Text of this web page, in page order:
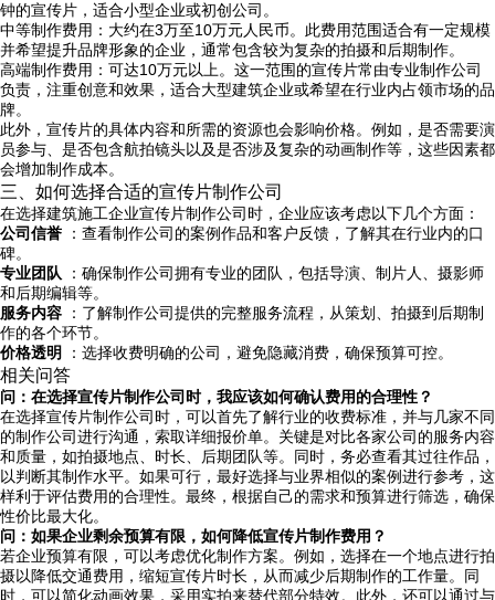
钟的宣传片，适合小型企业或初创公司。
中等制作费用：大约在3万至10万元人民币。此费用范围适合有一定规模
并希望提升品牌形象的企业，通常包含较为复杂的拍摄和后期制作。
高端制作费用：可达10万元以上。这一范围的宣传片常由专业制作公司
负责，注重创意和效果，适合大型建筑企业或希望在行业内占领市场的品
牌。
此外，宣传片的具体内容和所需的资源也会影响价格。例如，是否需要演
员参与、是否包含航拍镜头以及是否涉及复杂的动画制作等，这些因素都
会增加制作成本。
三、如何选择合适的宣传片制作公司
在选择建筑施工企业宣传片制作公司时，企业应该考虑以下几个方面：
公司信誉
：查看制作公司的案例作品和客户反馈，了解其在行业内的口
碑。
专业团队
：确保制作公司拥有专业的团队，包括导演、制片人、摄影师
和后期编辑等。
服务内容
：了解制作公司提供的完整服务流程，从策划、拍摄到后期制
作的各个环节。
价格透明
：选择收费明确的公司，避免隐藏消费，确保预算可控。
相关问答
问：在选择宣传片制作公司时，我应该如何确认费用的合理性？
在选择宣传片制作公司时，可以首先了解行业的收费标准，并与几家不同
的制作公司进行沟通，索取详细报价单。关键是对比各家公司的服务内容
和质量，如拍摄地点、时长、后期团队等。同时，务必查看其过往作品，
以判断其制作水平。如果可行，最好选择与业界相似的案例进行参考，这
样利于评估费用的合理性。最终，根据自己的需求和预算进行筛选，确保
性价比最大化。
问：如果企业剩余预算有限，如何降低宣传片制作费用？
若企业预算有限，可以考虑优化制作方案。例如，选择在一个地点进行拍
摄以降低交通费用，缩短宣传片时长，从而减少后期制作的工作量。同
时，可以简化动画效果，采用实拍来替代部分特效。此外，还可以通过与